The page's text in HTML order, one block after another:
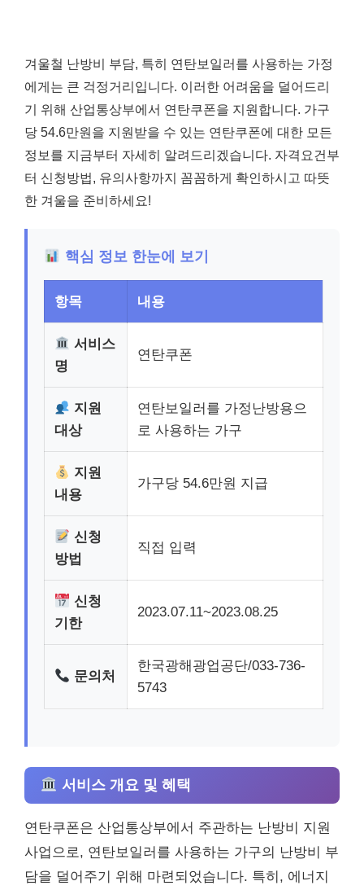
겨울철 난방비 부담, 특히 연탄보일러를 사용하는 가정
에게는 큰 걱정거리입니다. 이러한 어려움을 덜어드리
기 위해 산업통상부에서 연탄쿠폰을 지원합니다. 가구
당 54.6만원을 지원받을 수 있는 연탄쿠폰에 대한 모든
정보를 지금부터 자세히 알려드리겠습니다. 자격요건부
터 신청방법, 유의사항까지 꼼꼼하게 확인하시고 따뜻
한 겨울을 준비하세요!
핵심 정보 한눈에 보기
항목 내용
서비스
명
연탄쿠폰
지원
대상
연탄보일러를 가정난방용으
로 사용하는 가구
지원
내용
가구당 54.6만원 지급
신청
방법
직접 입력
신청
기한
2023.07.11~2023.08.25
문의처
한국광해광업공단/033-736-
5743
서비스 개요 및 혜택
연탄쿠폰은 산업통상부에서 주관하는 난방비 지원
사업으로, 연탄보일러를 사용하는 가구의 난방비 부
담을 덜어주기 위해 마련되었습니다. 특히, 에너지